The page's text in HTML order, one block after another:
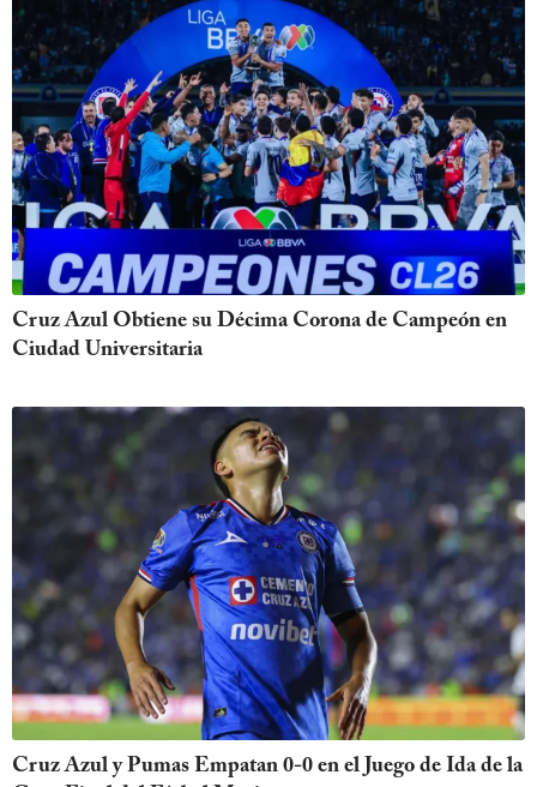
Cruz Azul Obtiene su Décima Corona de Campeón en
Ciudad Universitaria
Cruz Azul y Pumas Empatan 0-0 en el Juego de Ida de la